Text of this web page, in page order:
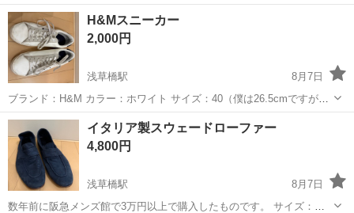
つで出かけられます。 まだ綺麗ですが、最近使用頻度が減ったため出
品します。 ドタキャンしない方、中古品のためサイズや状態などが目
安であることをご了承いただけ...
東京 世田谷区 池尻大橋駅
H&Mスニーカー
2,000円
浅草橋駅
8月7日
ブランド：H&M カラー：ホワイト サイズ：40（僕は26.5cmですが問
題なく履けました） 購入場所：ハワイ 状態：画像のとおり、使用感は
軽め（ソールの減り少なめ）
東京 台東区 浅草橋駅
イタリア製スウェードローファー
4,800円
浅草橋駅
8月7日
数年前に阪急メンズ館で3万円以上で購入したものです。 サイズ：